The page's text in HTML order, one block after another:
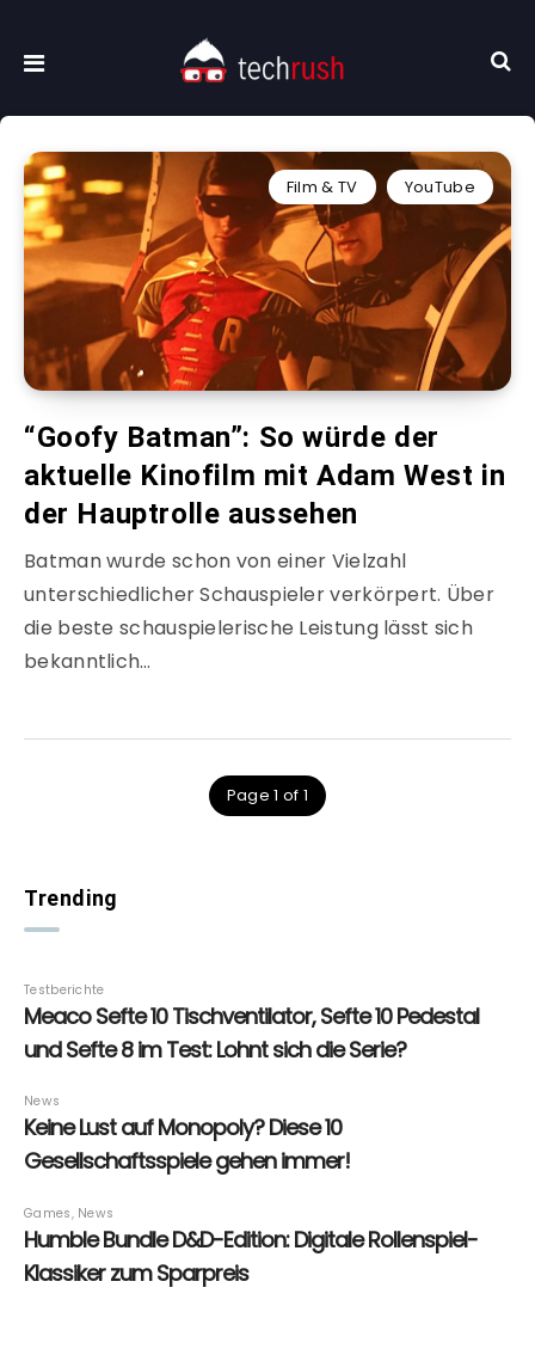
Film & TV YouTube
“Goofy Batman”: So würde der
aktuelle Kinofilm mit Adam West in
der Hauptrolle aussehen
Batman wurde schon von einer Vielzahl
unterschiedlicher Schauspieler verkörpert. Über
die beste schauspielerische Leistung lässt sich
bekanntlich…
Page 1 of 1
Trending